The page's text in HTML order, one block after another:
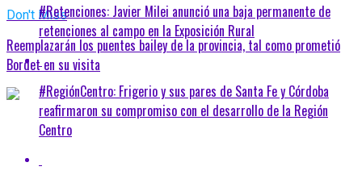
Don't Miss
Reemplazarán los puentes bailey de la provincia, tal como prometió
Bordet en su visita
#Retenciones: Javier Milei anunció una baja permanente de
retenciones al campo en la Exposición Rural
#RegiónCentro: Frigerio y sus pares de Santa Fe y Córdoba
reafirmaron su compromiso con el desarrollo de la Región
Centro